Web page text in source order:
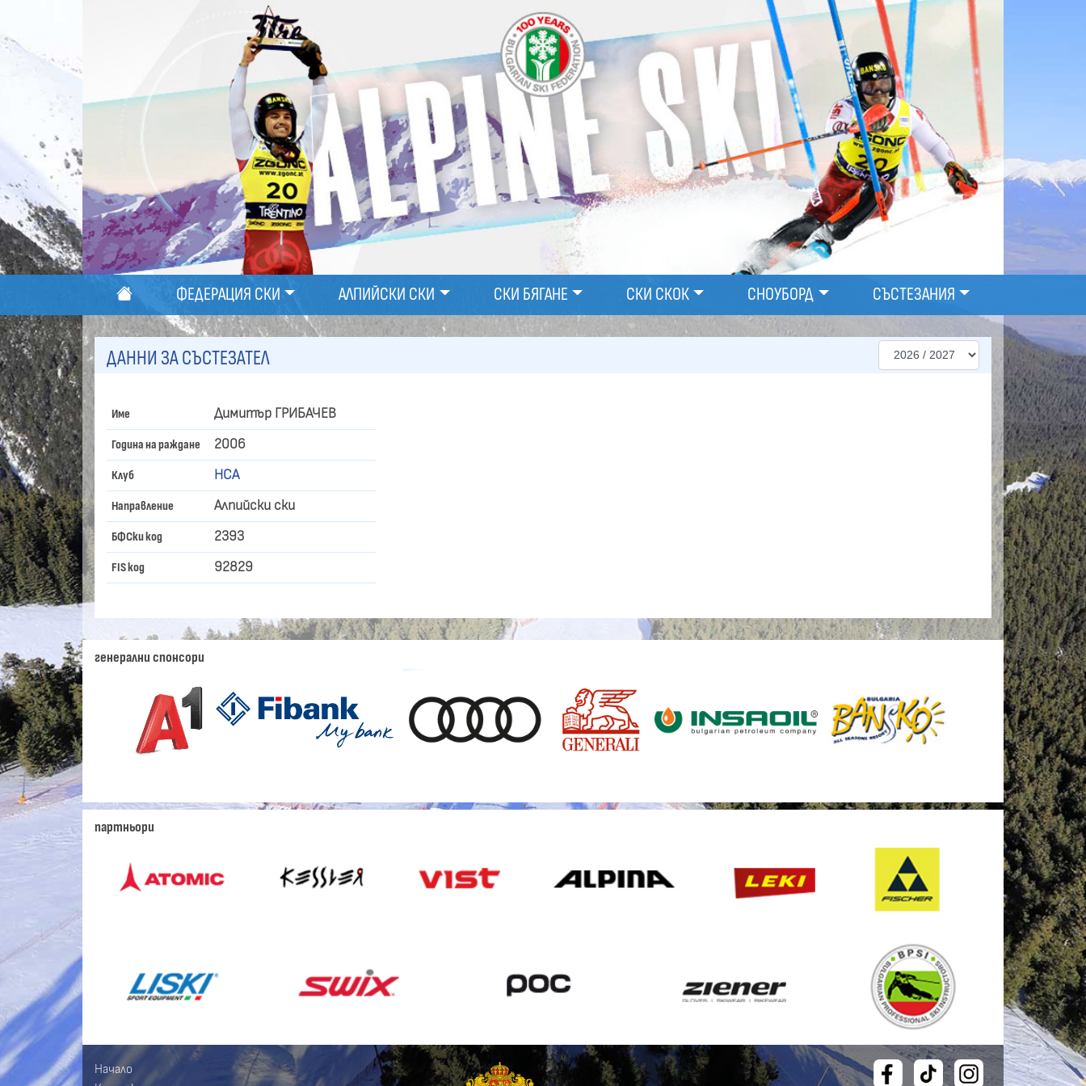
ФЕДЕРАЦИЯ СКИ АЛПИЙСКИ СКИ СКИ БЯГАНЕ СКИ СКОК СНОУБОРД СЪСТЕЗАНИЯ
ДАННИ ЗА СЪСТЕЗАТЕЛ
Име Димитър ГРИБАЧЕВ
Година на раждане 2006
Клуб НСА
Направление Алпийски ски
БФСки код 2393
FIS код 92829
генерални спонсори
партньори
Начало